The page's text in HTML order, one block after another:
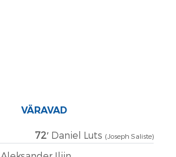
VÄRAVAD
72′ Daniel Luts (Joseph Saliste)